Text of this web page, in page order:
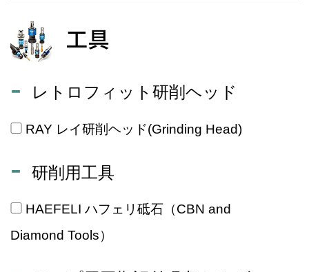
工具
レトロフィット研削ヘッド
RAY レイ研削ヘッド(Grinding Head)
研削用工具
HAEFELI ハフェリ砥石（CBN and
Diamond Tools）